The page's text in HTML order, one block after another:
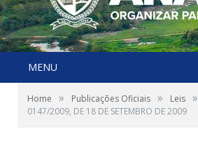
MENU
Home » Publicações Oficiais » Leis »
0147/2009, DE 18 DE SETEMBRO DE 2009